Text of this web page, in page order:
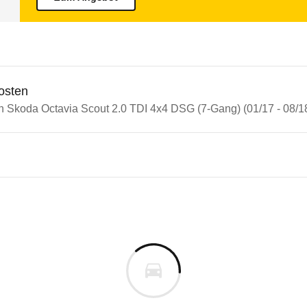
Skoda Octavia Scout 2.0 TDI 4x4 DSG (7-Gang) (01/17 - 08/
Baureihengeneration wie das
deutlich zugelegt. Er erreicht ein gutes 5